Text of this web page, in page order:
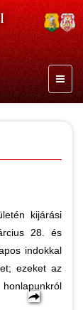
kijárási
28. és
indokkal
ezeket az